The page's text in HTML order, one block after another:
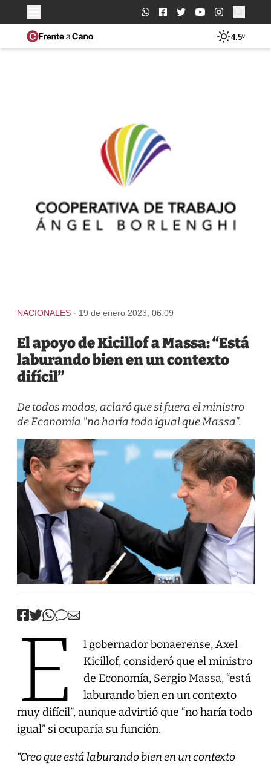
Buscar:
4.5º
NACIONALES - 19 de enero 2023, 06:09
El apoyo de Kicillof a Massa: “Está
laburando bien en un contexto
difícil”
De todos modos, aclaró que si fuera el ministro
de Economía "no haría todo igual que Massa".
E
l gobernador bonaerense, Axel
Kicillof, consideró que el ministro
de Economía, Sergio Massa, “está
laburando bien en un contexto
muy difícil”, aunque advirtió que “no haría todo
igual” si ocuparía su función.
“Creo que está laburando bien en un contexto